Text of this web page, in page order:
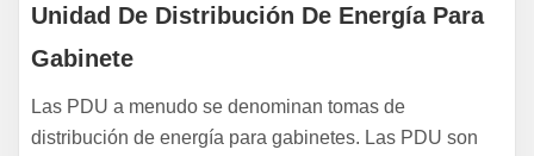
Unidad De Distribución De Energía Para
Gabinete
Las PDU a menudo se denominan tomas de
distribución de energía para gabinetes. Las PDU son